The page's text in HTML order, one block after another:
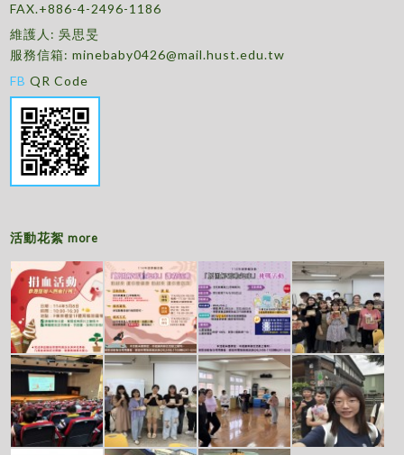
FAX.+886-4-2496-1186
維護人: 吳思旻
服務信箱:minebaby0426@mail.hust.edu.tw
FB QR Code
活動花絮more